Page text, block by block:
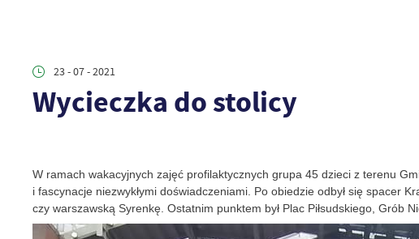
23 - 07 - 2021
Wycieczka do stolicy
W ramach wakacyjnych zajęć profilaktycznych grupa 45 dzieci z terenu
i fascynacje niezwykłymi doświadczeniami. Po obiedzie odbył się spacer
czy warszawską Syrenkę. Ostatnim punktem był Plac Piłsudskiego, Grób